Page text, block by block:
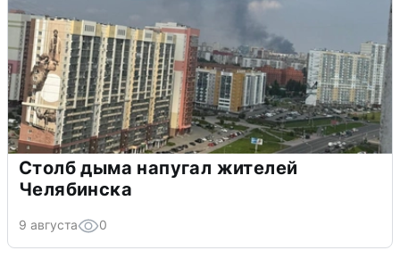
Столб дыма напугал жителей
Челябинска
9 августа 0